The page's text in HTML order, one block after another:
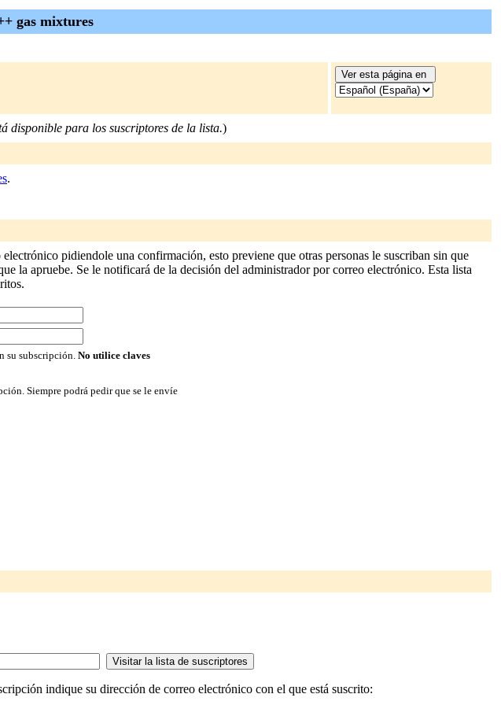
gas mixtures
disponible para los suscriptores de la lista.)
.
pidiendole una confirmación, esto previene que otras personas le suscriban sin que
la apruebe. Se le notificará de la decisión del administrador por correo electrónico. Esta lista
su subscripción. No utilice claves
Siempre podrá pedir que se le envíe
indique su dirección de correo electrónico con el que está suscrito: